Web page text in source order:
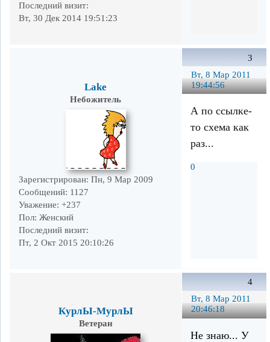
Последний визит:
Вт, 30 Дек 2014 19:51:23
3
Вт, 8 Мар 2011
19:44:56
Lake
Небожитель
Зарегистрирован: Пн, 9 Мар 2009
Сообщений: 1127
Уважение: +237
Пол: Женский
Последний визит:
Пт, 2 Окт 2015 20:10:26
А по ссылке-
то схема как
раз...
0
4
Вт, 8 Мар 2011
20:46:18
КурлЫ-МурлЫ
Ветеран
Не знаю... У